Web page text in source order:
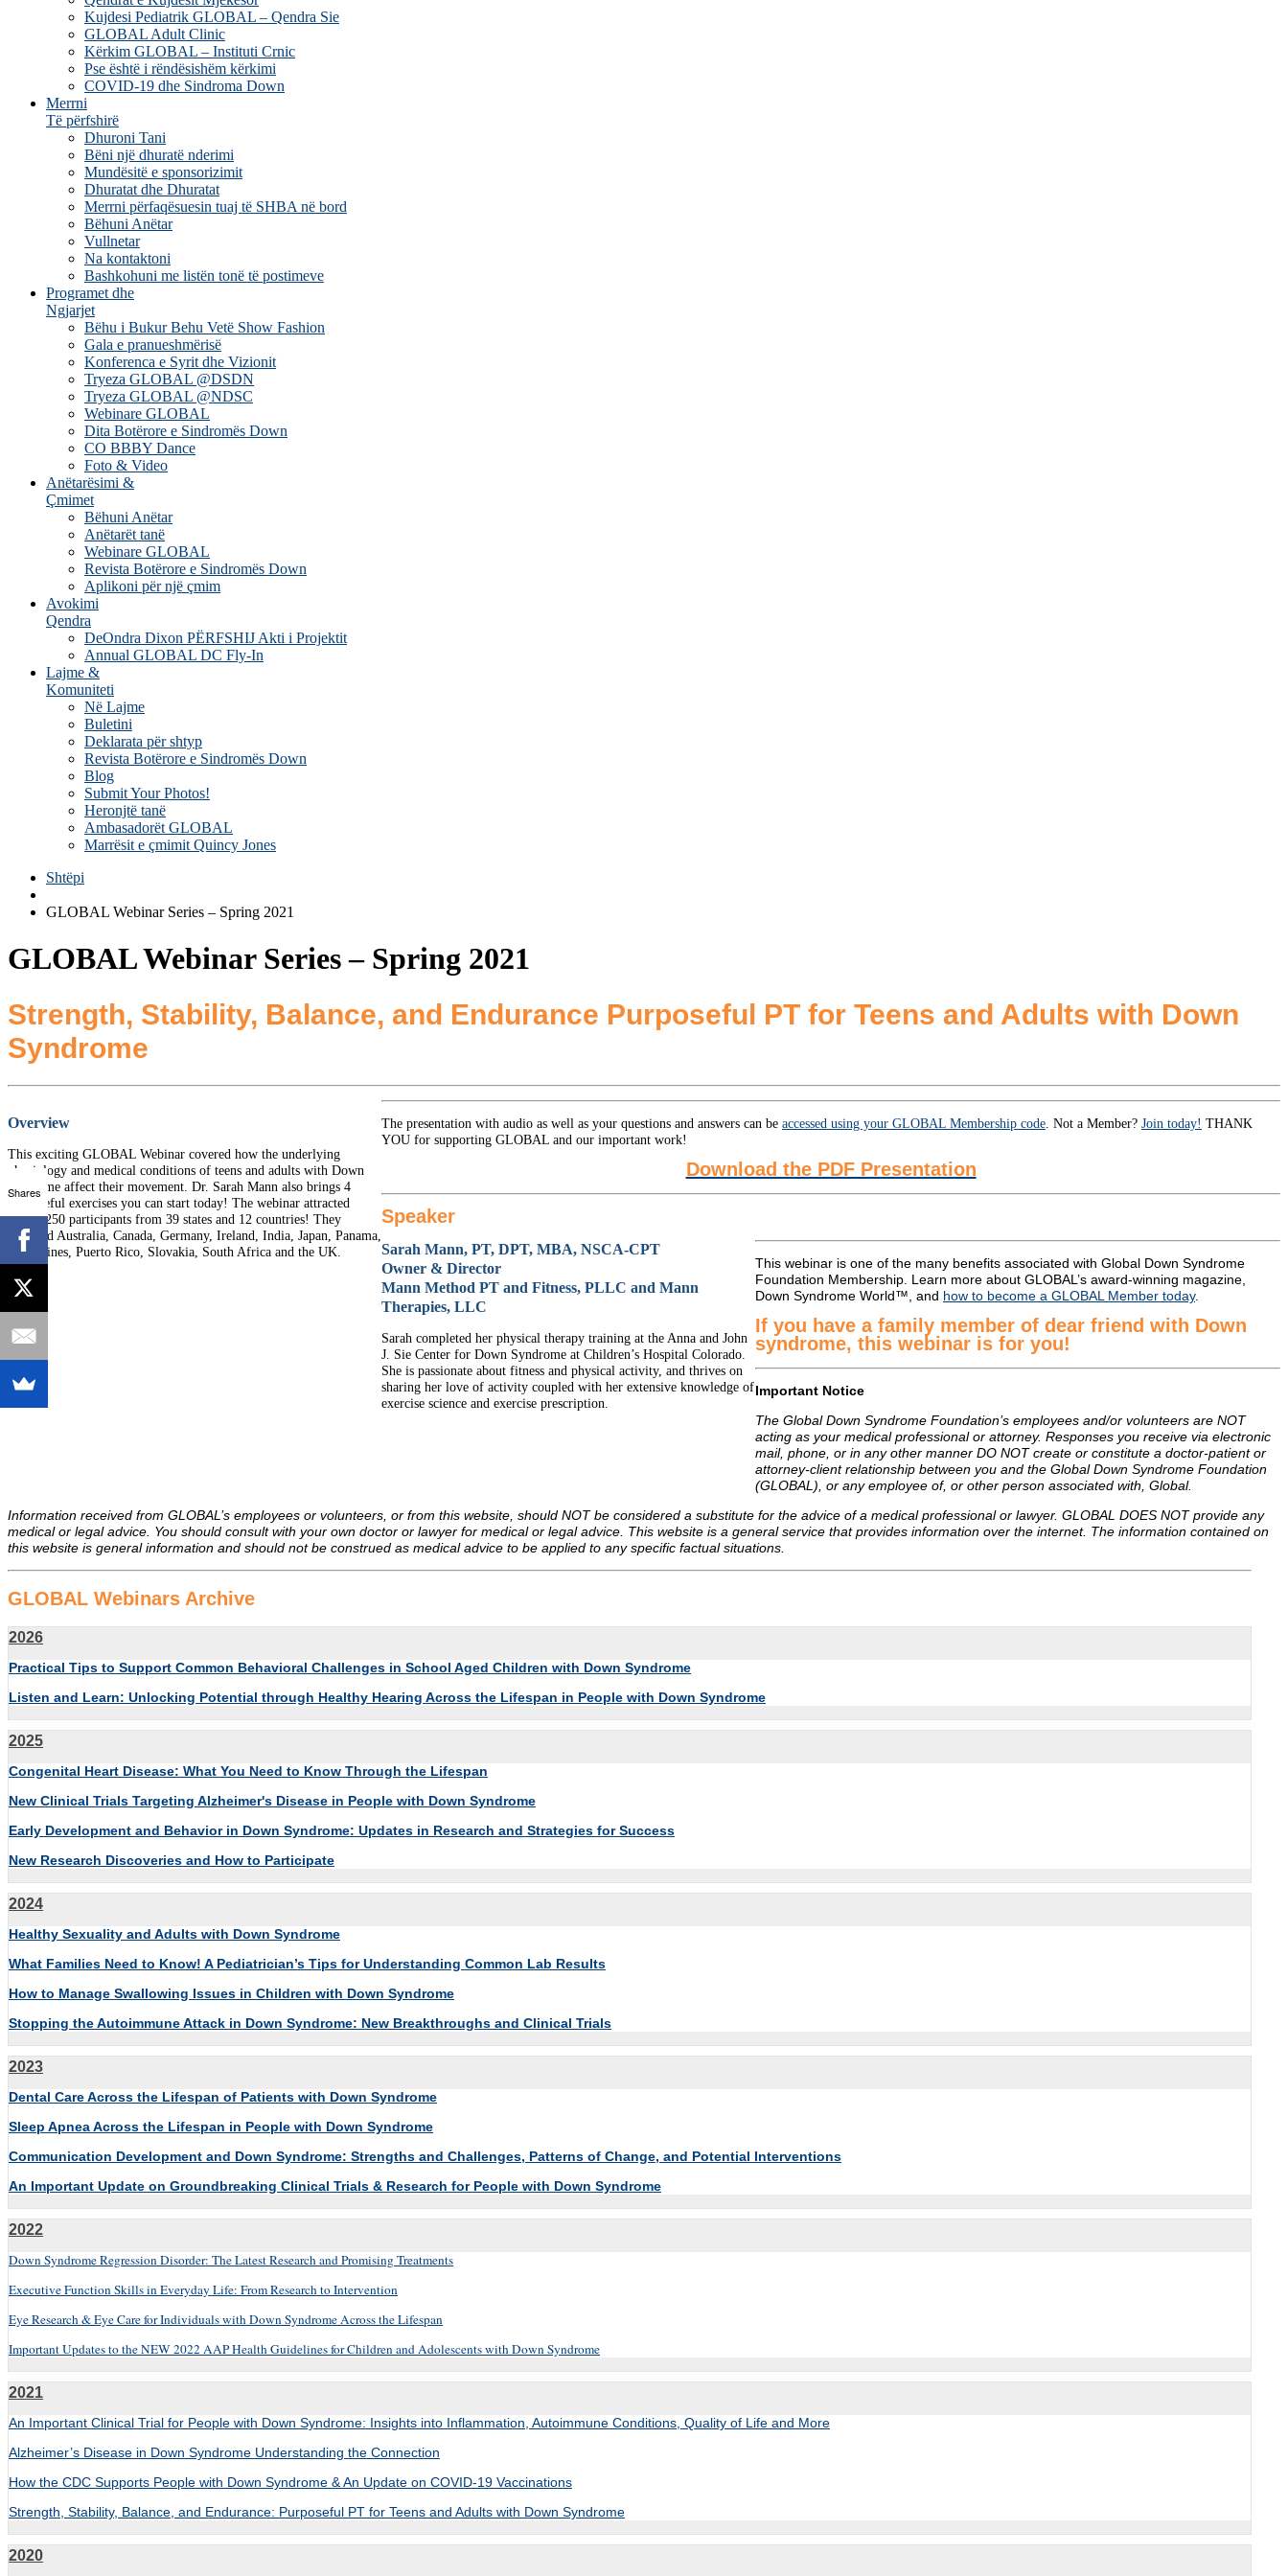
Kujdesi Pediatrik GLOBAL – Qendra Sie
GLOBAL Adult Clinic
Kërkim GLOBAL – Instituti Crnic
Pse është i rëndësishëm kërkimi
COVID-19 dhe Sindroma Down
Merrni
Të përfshirë
Dhuroni Tani
Bëni një dhuratë nderimi
Mundësitë e sponsorizimit
Dhuratat dhe Dhuratat
Merrni përfaqësuesin tuaj të SHBA në bord
Bëhuni Anëtar
Vullnetar
Na kontaktoni
Bashkohuni me listën tonë të postimeve
Programet dhe
Ngjarjet
Bëhu i Bukur Behu Vetë Show Fashion
Gala e pranueshmërisë
Konferenca e Syrit dhe Vizionit
Tryeza GLOBAL @DSDN
Tryeza GLOBAL @NDSC
Webinare GLOBAL
Dita Botërore e Sindromës Down
CO BBBY Dance
Foto & Video
Anëtarësimi &
Çmimet
Bëhuni Anëtar
Anëtarët tanë
Webinare GLOBAL
Revista Botërore e Sindromës Down
Aplikoni për një çmim
Avokimi
Qendra
DeOndra Dixon PËRFSHIJ Akti i Projektit
Annual GLOBAL DC Fly-In
Lajme &
Komuniteti
Në Lajme
Buletini
Deklarata për shtyp
Revista Botërore e Sindromës Down
Blog
Submit Your Photos!
Heronjtë tanë
Ambasadorët GLOBAL
Marrësit e çmimit Quincy Jones
Shtëpi
GLOBAL Webinar Series – Spring 2021
GLOBAL Webinar Series – Spring 2021
Strength, Stability, Balance, and Endurance Purposeful PT for Teens and Adults with Down
Syndrome
Overview
This exciting GLOBAL Webinar covered how the underlying
physiology and medical conditions of teens and adults with Down
syndrome affect their movement. Dr. Sarah Mann also brings 4
purposeful exercises you can start today! The webinar attracted
nearly 250 participants from 39 states and 12 countries! They
included Australia, Canada, Germany, Ireland, India, Japan, Panama,
Philippines, Puerto Rico, Slovakia, South Africa and the UK.
The presentation with audio as well as your questions and answers can be accessed using your GLOBAL Membership code. Not a Member? Join today! THANK
YOU for supporting GLOBAL and our important work!
Download the PDF Presentation
Speaker
Sarah Mann, PT, DPT, MBA, NSCA-CPT
Owner & Director
Mann Method PT and Fitness, PLLC and Mann
Therapies, LLC
Sarah completed her physical therapy training at the Anna and John
J. Sie Center for Down Syndrome at Children’s Hospital Colorado.
She is passionate about fitness and physical activity, and thrives on
sharing her love of activity coupled with her extensive knowledge of
exercise science and exercise prescription.
This webinar is one of the many benefits associated with Global Down Syndrome
Foundation Membership. Learn more about GLOBAL’s award-winning magazine,
Down Syndrome World™, and how to become a GLOBAL Member today.
If you have a family member of dear friend with Down
syndrome, this webinar is for you!
Important Notice
The Global Down Syndrome Foundation’s employees and/or volunteers are NOT
acting as your medical professional or attorney. Responses you receive via electronic
mail, phone, or in any other manner DO NOT create or constitute a doctor-patient or
attorney-client relationship between you and the Global Down Syndrome Foundation
(GLOBAL), or any employee of, or other person associated with, Global.
Information received from GLOBAL’s employees or volunteers, or from this website, should NOT be considered a substitute for the advice of a medical professional or lawyer. GLOBAL DOES NOT provide any
medical or legal advice. You should consult with your own doctor or lawyer for medical or legal advice. This website is a general service that provides information over the internet. The information contained on
this website is general information and should not be construed as medical advice to be applied to any specific factual situations.
GLOBAL Webinars Archive
2026
Practical Tips to Support Common Behavioral Challenges in School Aged Children with Down Syndrome
Listen and Learn: Unlocking Potential through Healthy Hearing Across the Lifespan in People with Down Syndrome
2025
Congenital Heart Disease: What You Need to Know Through the Lifespan
New Clinical Trials Targeting Alzheimer's Disease in People with Down Syndrome
Early Development and Behavior in Down Syndrome: Updates in Research and Strategies for Success
New Research Discoveries and How to Participate
2024
Healthy Sexuality and Adults with Down Syndrome
What Families Need to Know! A Pediatrician’s Tips for Understanding Common Lab Results
How to Manage Swallowing Issues in Children with Down Syndrome
Stopping the Autoimmune Attack in Down Syndrome: New Breakthroughs and Clinical Trials
2023
Dental Care Across the Lifespan of Patients with Down Syndrome
Sleep Apnea Across the Lifespan in People with Down Syndrome
Communication Development and Down Syndrome: Strengths and Challenges, Patterns of Change, and Potential Interventions
An Important Update on Groundbreaking Clinical Trials & Research for People with Down Syndrome
2022
Down Syndrome Regression Disorder: The Latest Research and Promising Treatments
Executive Function Skills in Everyday Life: From Research to Intervention
Eye Research & Eye Care for Individuals with Down Syndrome Across the Lifespan
Important Updates to the NEW 2022 AAP Health Guidelines for Children and Adolescents with Down Syndrome
2021
An Important Clinical Trial for People with Down Syndrome: Insights into Inflammation, Autoimmune Conditions, Quality of Life and More
Alzheimer’s Disease in Down Syndrome Understanding the Connection
How the CDC Supports People with Down Syndrome & An Update on COVID-19 Vaccinations
Strength, Stability, Balance, and Endurance: Purposeful PT for Teens and Adults with Down Syndrome
2020
Shares